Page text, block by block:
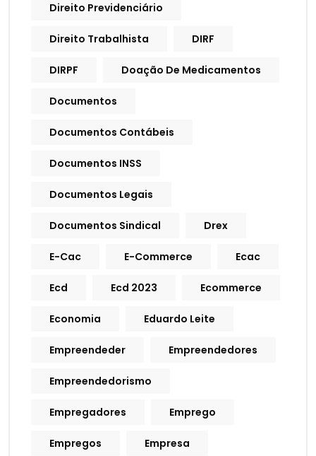
Direito Previdenciário
Direito Trabalhista DIRF
DIRPF Doação De Medicamentos
Documentos
Documentos Contábeis
Documentos INSS
Documentos Legais
Documentos Sindical Drex
E-Cac E-Commerce Ecac
Ecd Ecd 2023 Ecommerce
Economia Eduardo Leite
Empreendeder Empreendedores
Empreendedorismo
Empregadores Emprego
Empregos Empresa